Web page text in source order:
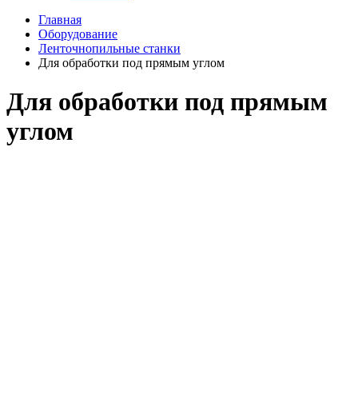
Главная
Оборудование
Ленточнопильные станки
Для обработки под прямым углом
Для обработки под прямым
углом